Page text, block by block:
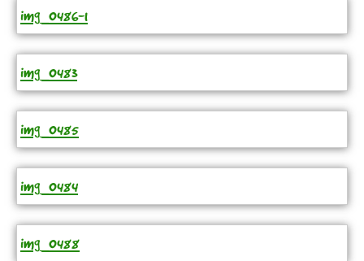
img_0486-1
img_0483
img_0485
img_0484
img_0488